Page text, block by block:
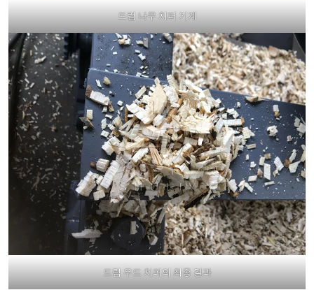
드럼 나무 치퍼 기계
드럼 우드 치퍼의 최종 결과